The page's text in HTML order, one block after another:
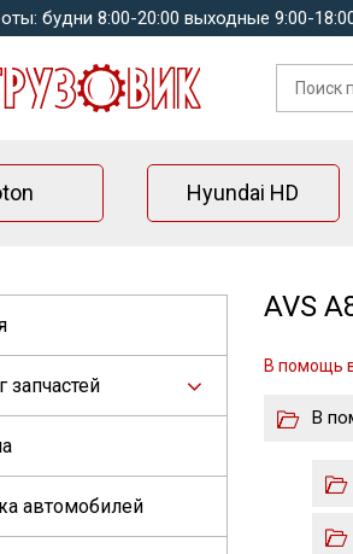
будни 8:00-20:00 выходные 9:00-
Hyundai HD
запчастей
автомобилей
AVS
В помощь
В